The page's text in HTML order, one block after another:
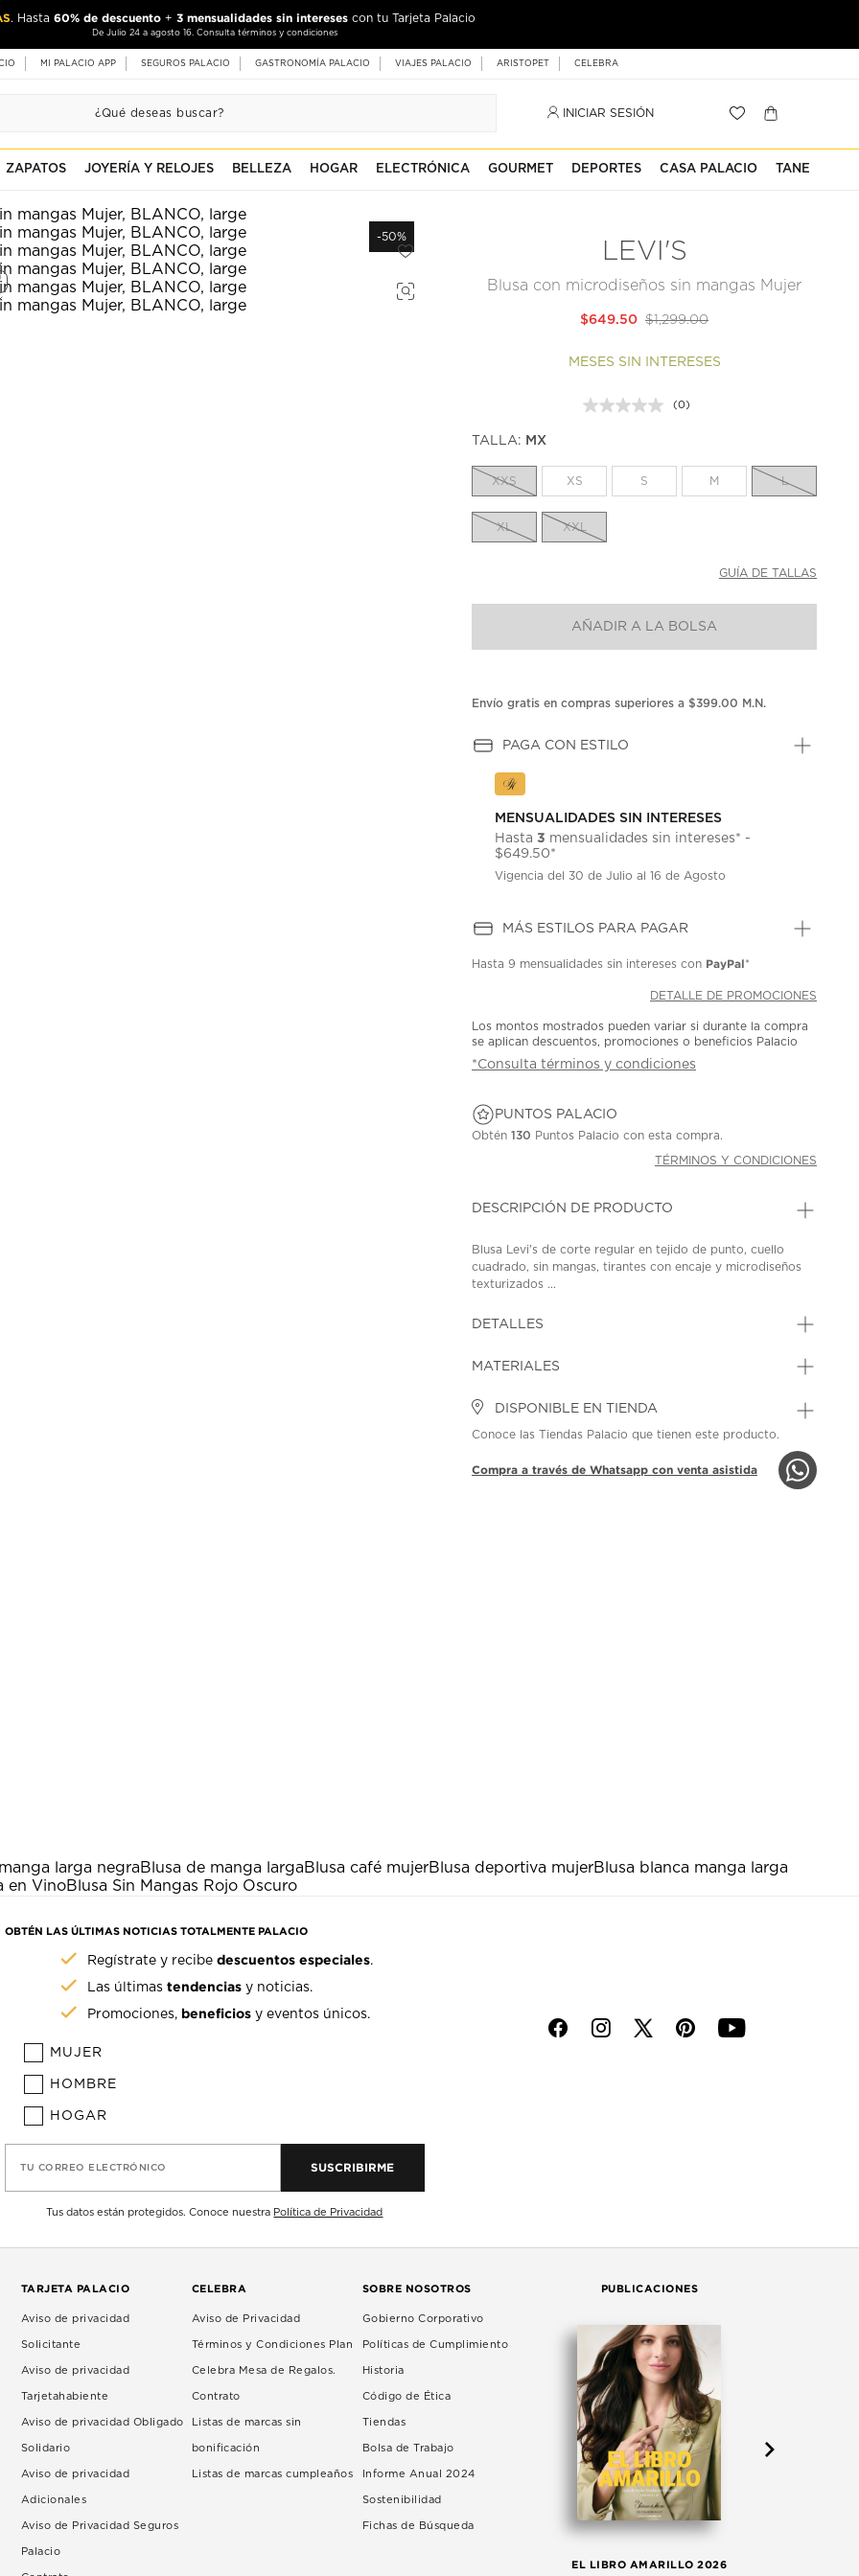
. Hasta 60% de descuento + 3 mensualidades sin intereses con tu Tarjeta Palacio
De Julio 24 a agosto 16. Consulta términos y condiciones
MI PALACIO APP SEGUROS PALACIO GASTRONOMÍA PALACIO VIAJES PALACIO ARISTOPET CELEBRA
INICIAR SESIÓN
ZAPATOS JOYERÍA Y RELOJES BELLEZA HOGAR ELECTRÓNICA GOURMET DEPORTES CASA PALACIO TANE
-50%
LEVI'S
Blusa con microdiseños sin mangas Mujer
$1,299.00
$649.50
MESES SIN INTERESES
Sin
misma
(0)
TALLA: MX
XXS XS S M L
XL XXL
GUÍA DE TALLAS
AÑADIR A LA BOLSA
Envío gratis en compras superiores a $399.00 M.N.
PAGA CON ESTILO
MENSUALIDADES SIN INTERESES
Hasta3 mensualidades sin intereses* -
$649.50*
Vigencia del 30 de Julio al 16 de Agosto
MÁS ESTILOS PARA PAGAR
Hasta9 mensualidades sin intereses con PayPal*
DETALLE DE PROMOCIONES
Los montos mostrados pueden variar si durante la compra
se aplican descuentos, promociones o beneficios Palacio
*Consulta términos y condiciones
PUNTOS PALACIO
Obtén130 Puntos Palacio con esta compra.
TÉRMINOS Y CONDICIONES
DESCRIPCIÓN DE PRODUCTO
Blusa Levi's de corte regular en tejido de punto, cuello
cuadrado, sin mangas, tirantes con encaje y microdiseños
texturizados ...
DETALLES
MATERIALES
DISPONIBLE EN TIENDA
Conoce las Tiendas Palacio que tienen este producto.
Compra a través de Whatsapp con venta asistida
larga negraBlusa de manga largaBlusa café mujerBlusa deportiva mujerBlusa blanca manga larga
en VinoBlusa Sin Mangas Rojo Oscuro
OBTÉN LAS ÚLTIMAS NOTICIAS TOTALMENTE PALACIO
Regístrate y recibedescuentos especiales.
Las últimastendencias y noticias.
Promociones, beneficios y eventos únicos.
MUJER
HOMBRE
HOGAR
TU CORREO ELECTRÓNICO SUSCRIBIRME
Tus datos están protegidos. Conoce nuestra Política de Privacidad
f i p y
TARJETA PALACIO
Aviso de privacidad
Solicitante
Aviso de privacidad
Tarjetahabiente
Aviso de privacidad Obligado
Solidario
Aviso de privacidad
Adicionales
Aviso de Privacidad Seguros
Palacio
CELEBRA
Aviso de Privacidad
Términos y Condiciones Plan
Celebra Mesa de Regalos.
Contrato
Listas de marcas sin
bonificación
Listas de marcas cumpleaños
SOBRE NOSOTROS
Gobierno Corporativo
Políticas de Cumplimiento
Historia
Código de Ética
Tiendas
Bolsa de Trabajo
Informe Anual 2024
Sostenibilidad
Fichas de Búsqueda
PUBLICACIONES
EL LIBRO AMARILLO 2026